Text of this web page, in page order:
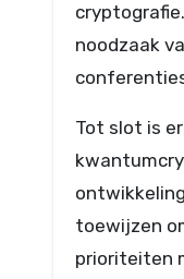
noodzaak
Tot slot is
toewijzen
prioriteiten